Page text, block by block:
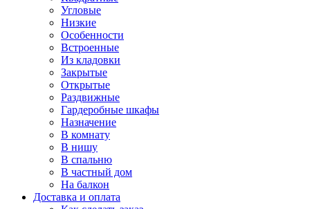
Угловые
Низкие
Особенности
Встроенные
Из кладовки
Закрытые
Открытые
Раздвижные
Гардеробные шкафы
Назначение
В комнату
В нишу
В спальню
В частный дом
На балкон
Доставка и оплата